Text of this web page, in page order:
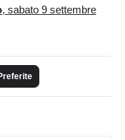
, sabato 9 settembre